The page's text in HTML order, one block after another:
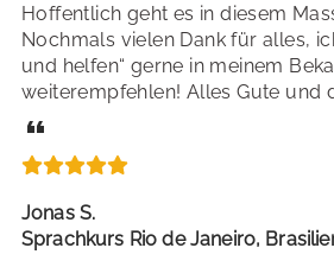
Hoffentlich geht es in diesem
Nochmals vielen Dank für alles,
und helfen“ gerne in meinem
weiterempfehlen! Alles Gute und
Jonas S.
Sprachkurs Rio de Janeiro,